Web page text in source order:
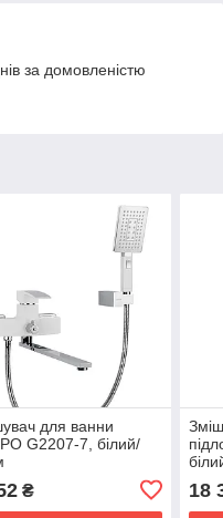
за домовленістю
для ванни
G2207-7, білий/
₴ 18